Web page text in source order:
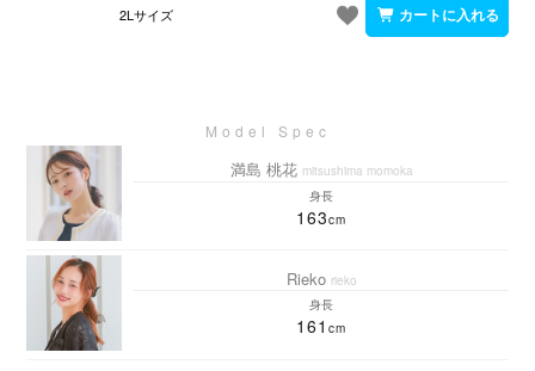
2Lサイズ
満島 桃花 mitsushima momoka
身長
163
Rieko rieko
身長
161